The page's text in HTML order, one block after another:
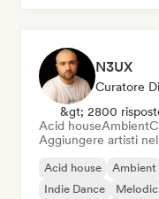
N3UX
Curatore
&gt; 2800
Acid houseAmbient
Aggiungere artisti
Acid house Ambient
Indie Dance